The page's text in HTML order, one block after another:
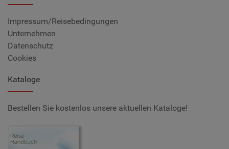
Impressum/Reisebedingungen
Unternehmen
Datenschutz
Cookies
Kataloge
Bestellen Sie kostenlos unsere aktuellen Kataloge!